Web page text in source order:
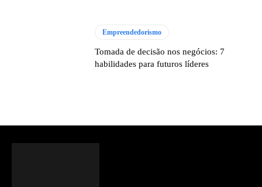
Empreendedorismo
Tomada de decisão nos negócios: 7
habilidades para futuros líderes